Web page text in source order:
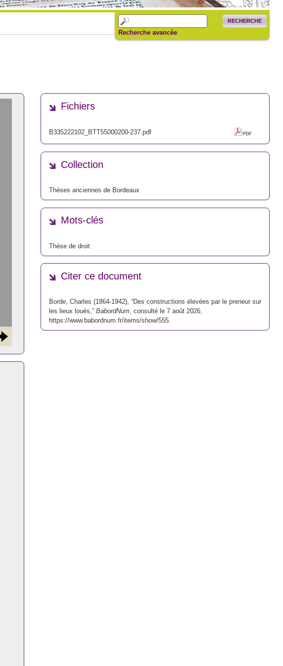
RECHERCHE
Recherche avancée
Fichiers
B335222102_BTT55000200-237.pdf
Collection
Thèses anciennes de Bordeaux
Mots-clés
Thèse de droit
Citer ce document
Borde, Charles (1864-1942), “Des constructions élevées par le preneur sur
les lieux loués,” BabordNum, consulté le 7 août 2026,
https://www.babordnum.fr/items/show/555.